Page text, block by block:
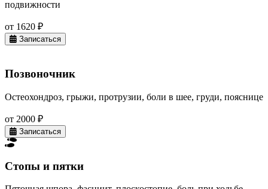
подвижности
от 1620 ₽
Записаться
Позвоночник
Остеохондроз, грыжи, протрузии, боли в шее, груди, пояснице
от 2000 ₽
Записаться
Стопы и пятки